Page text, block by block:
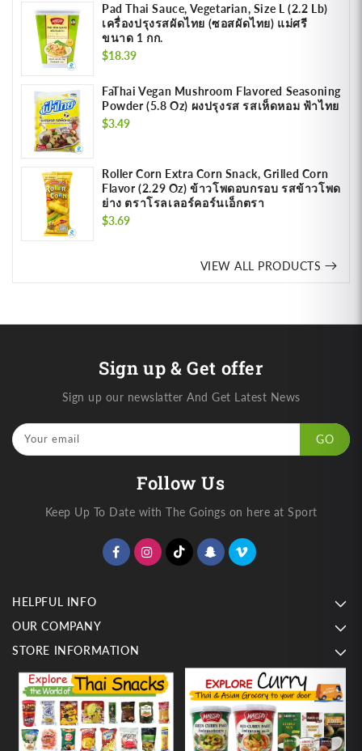
Pad Thai Sauce, Vegetarian, Size L (2.2 Lb)
เครื่องปรุงรสผัดไทย (ซอสผัดไทย) แม่ศรี
ขนาด 1 กก.
Regular
$18.39
FaThai Vegan Mushroom Flavored Seasoning
Powder (5.8 Oz) ผงปรุงรส รสเห็ดหอม ฟ้าไทย
Regular
$3.49
Roller Corn Extra Corn Snack, Grilled Corn
Flavor (2.29 Oz) ข้าวโพดอบกรอบ รสข้าวโพด
ย่าง ตราโรลเลอร์คอร์นเอ็กตรา
Regular
$3.69
VIEW ALL PRODUCTS
Sign up & Get offer
Sign up our newslatter And Get Latest News
Your email GO
Follow Us
Keep Up To Date with The Goings on here at Sport
HELPFUL INFO
OUR COMPANY
STORE INFORMATION